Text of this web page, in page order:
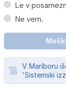
Le v
Ne vem.
Moški
V Mariboru
'Sistemski